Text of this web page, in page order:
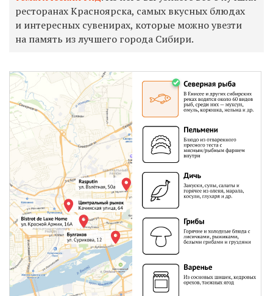
ресторанах Красноярска, самых вкусных блюдах
и интересных сувенирах, которые можно увезти
на память из лучшего города Сибири.